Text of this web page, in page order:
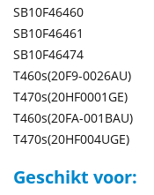
SB10F46460
SB10F46461
SB10F46474
T460s(20F9-0026AU)
T470s(20HF0001GE)
T460s(20FA-001BAU)
T470s(20HF004UGE)
Geschikt voor: